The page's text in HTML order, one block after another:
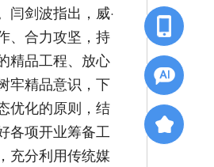
闫剑波指出，威·
、合力攻坚，持
精品工程、放心
牢精品意识，下
优化的原则，结
各项开业筹备工
充分利用传统媒